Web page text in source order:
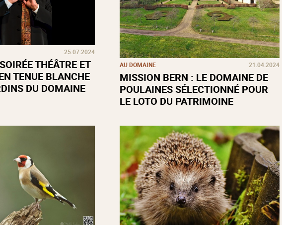
25.07.2024
THÉÂTRE ET
TENUE BLANCHE
DU DOMAINE
AU DOMAINE 21.04.2024
MISSION BERN : LE DOMAINE DE
POULAINES SÉLECTIONNÉ POUR
LE LOTO DU PATRIMOINE